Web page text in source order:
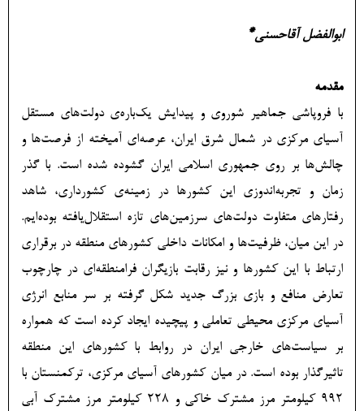
ابوالفضل آقاحسنی*
مقدمه
با فروپاشی جماهیر شوروی و پیدایش یک‌باره‌ی دولت‌های مستقل
آسیای مرکزی در شمال شرق ایران، عرصه‌ای آمیخته از فرصت‌ها و
چالش‌ها بر روی جمهوری اسلامی ایران گشوده شده است. با گذر
زمان و تجربه‌اندوزی این کشورها در زمینه‌ی کشورداری، شاهد
رفتارهای متفاوت دولت‌های سرزمین‌های تازه استقلال‌یافته بوده‌ایم.
در این میان، ظرفیت‌ها و امکانات داخلی کشورهای منطقه در برقراری
ارتباط با این کشورها و نیز رقابت بازیگران فرامنطقه‌ای در چارچوب
تعارض منافع و بازی بزرگ جدید شکل گرفته بر سر منابع انرژی
آسیای مرکزی محیطی تعاملی و پیچیده ایجاد کرده است که همواره
بر سیاست‌های خارجی ایران در روابط با کشورهای این منطقه
تاثیرگذار بوده است. در میان کشورهای آسیای مرکزی، ترکمنستان با
۹۹۲ کیلومتر مرز مشترک خاکی و ۲۲۸ کیلومتر مرز مشترک آبی